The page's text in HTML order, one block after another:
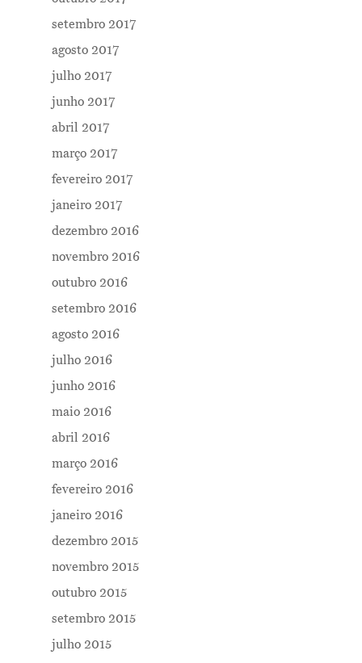
setembro 2017
agosto 2017
julho 2017
junho 2017
abril 2017
março 2017
fevereiro 2017
janeiro 2017
dezembro 2016
novembro 2016
outubro 2016
setembro 2016
agosto 2016
julho 2016
junho 2016
maio 2016
abril 2016
março 2016
fevereiro 2016
janeiro 2016
dezembro 2015
novembro 2015
outubro 2015
setembro 2015
julho 2015